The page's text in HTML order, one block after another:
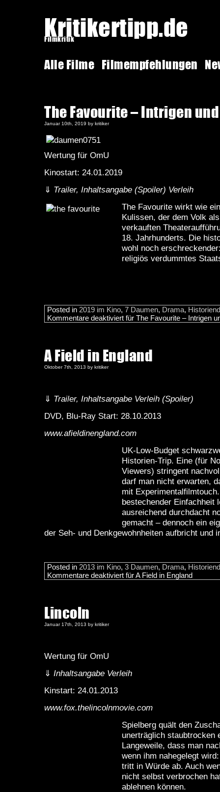
Kritikertipp.de
Filmkritik
Alle Filme Filmempfehlungen
The Favourite – Intrigen
Januar 10th, 2019 by kritiker
Wertung für OmU
Kinostart: 24.01.2019
⇓ Trailer, Inhaltsangabe (Spoiler) Verleih
The Favourite wirkt wie
Kulissen, der dem Volk
verkauften
18. Jahrhunderts. Die
wohl noch
religiös verdummtes
Posted in 2019 im Kino, 7 Daumen, Drama,
Kommentare deaktiviert für The Favourite – Intrigen
A Field in England
Oktober 7th, 2013 by kritiker
⇓ Trailer, Inhaltsangabe Verleih (Spoiler)
DVD, Blu-Ray Start: 28.10.2013
www.afieldinengland.com
UK-Low-Budget
Historien-Trip. Eine (für
Viewers) stringent
darf man nicht erwarten,
mit
bestechender Einfachheit
ausreichend durchdacht
gemacht – dennoch ein
der Seh- und Denkgewohnheiten aufbricht und
Posted in 2013 im Kino, 3 Daumen, Drama,
Kommentare deaktiviert für A Field in England
Lincoln
Januar 17th, 2013 by kritiker
Wertung für OmU
⇓ Inhaltsangabe Verleih
Kinstart: 24.01.2013
www.fox.thelincolnmovie.com
Spielberg quält den
unerträglich staubtrocken
Langeweile, dass man
wenn ihm nahegelegt
tritt in Würde ab. Auch
nicht selbst verbrochen
ablehnen können.